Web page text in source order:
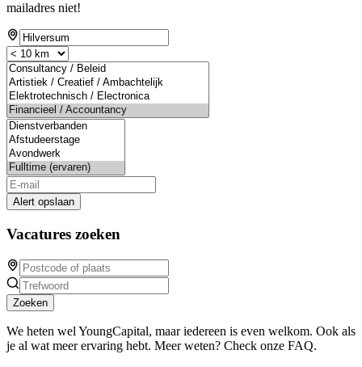
mailadres niet!
Alert opslaan
Vacatures zoeken
Zoeken
We heten wel YoungCapital, maar iedereen is even welkom. Ook als
je al wat meer ervaring hebt. Meer weten? Check onze FAQ.